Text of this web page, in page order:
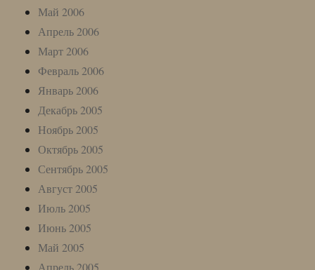
Май 2006
Апрель 2006
Март 2006
Февраль 2006
Январь 2006
Декабрь 2005
Ноябрь 2005
Октябрь 2005
Сентябрь 2005
Август 2005
Июль 2005
Июнь 2005
Май 2005
Апрель 2005